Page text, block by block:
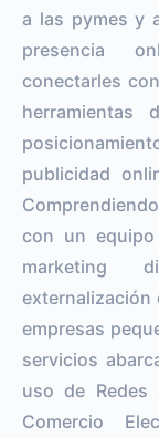
a las pymes y
presencia
conectarles
herramientas
publicidad
con un
marketing
externalización
empresas
servicios
uso de Redes
Comercio